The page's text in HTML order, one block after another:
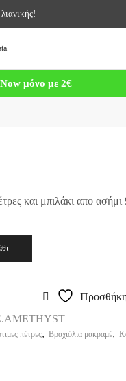
μόνο με 2€
και μπιλάκι απο ασήμι
πέτρες, Βραχιόλια μακραμέ,